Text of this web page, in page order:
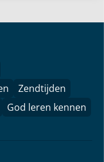
Zendtijden
God leren kennen